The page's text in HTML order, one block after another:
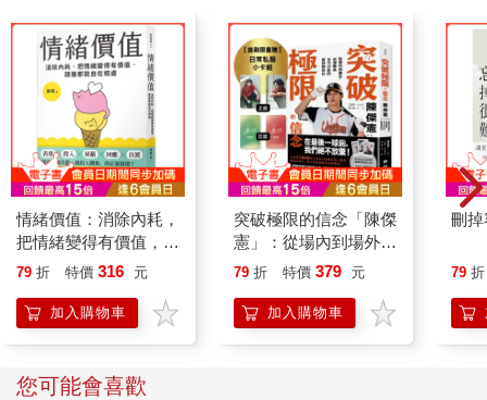
情緒價值：消除內耗，
把情緒變得有價值，跟
誰都能自在相處
79 折 特價 316 元
加入購物車
突破極限的信念「陳傑
憲」：從場內到場外，
台灣隊長全力以赴的堅
「日常私服小卡組」）
79 折 特價 379 元
加入購物車
刪
79 折
您可能會喜歡